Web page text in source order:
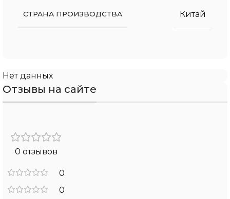
СТРАНА ПРОИЗВОДСТВА Китай
Нет данных
Отзывы на сайте
0 отзывов
0
0